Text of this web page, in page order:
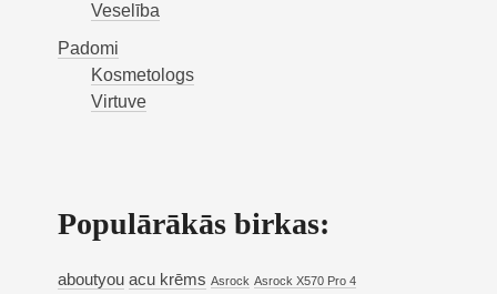
Veselība
Padomi
Kosmetologs
Virtuve
Populārākās birkas:
aboutyou acu krēms Asrock Asrock X570 Pro 4